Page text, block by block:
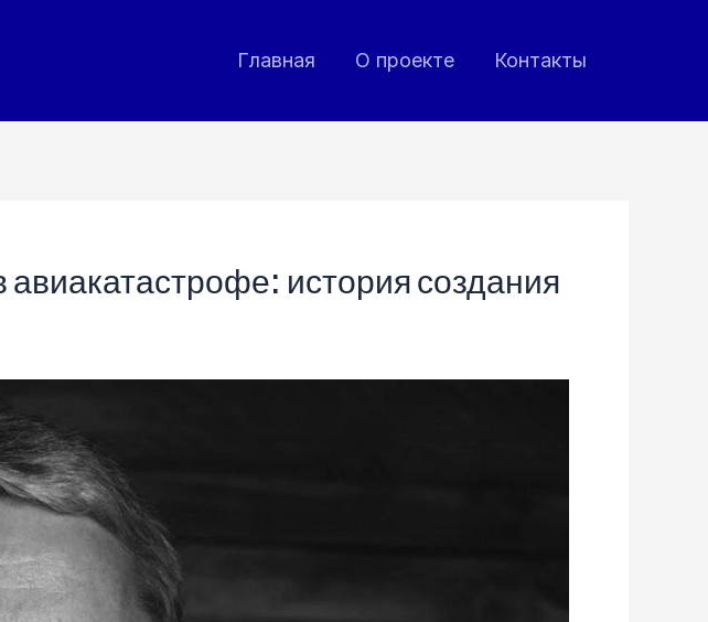
Главная О проекте Контакты
история создания